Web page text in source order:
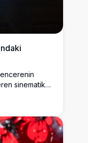
sinematik
bir parıltı